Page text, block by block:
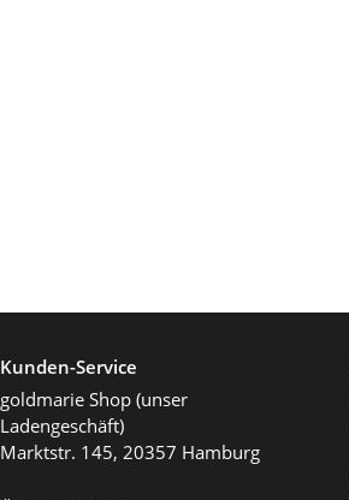
Kunden-Service
goldmarie Shop (unser
Ladengeschäft)
Marktstr. 145, 20357 Hamburg